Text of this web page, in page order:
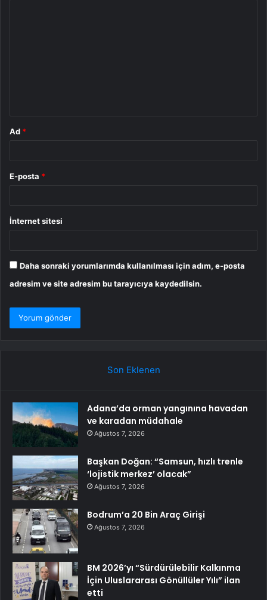
Ad *
E-posta *
İnternet sitesi
Daha sonraki yorumlarımda kullanılması için adım, e-posta
adresim ve site adresim bu tarayıcıya kaydedilsin.
Son Eklenen
Adana’da orman yangınına havadan
ve karadan müdahale
Ağustos 7, 2026
Başkan Doğan: “Samsun, hızlı trenle
‘lojistik merkez’ olacak”
Ağustos 7, 2026
Bodrum’a 20 Bin Araç Girişi
Ağustos 7, 2026
BM 2026’yı “Sürdürülebilir Kalkınma
İçin Uluslararası Gönüllüler Yılı” ilan
etti